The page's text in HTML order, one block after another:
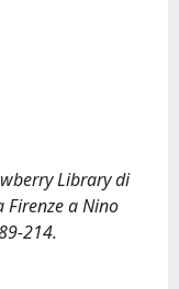
Library di
Firenze a Nino
214.